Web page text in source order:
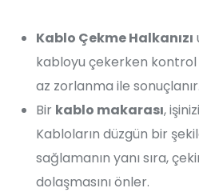
Kablo Çekme Halkanızı
kabloyu çekerken
az zorlanma ile sonuçlanır.
Bir kablo makarası,
Kabloların düzgün bir
sağlamanın yanı sıra,
dolaşmasını önler.